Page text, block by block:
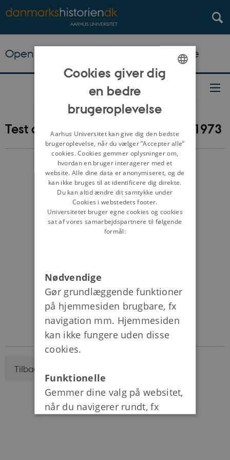
Open Online Course i danmarkshistorie
Test din viden om perioden efter 1973
Tilbage til lektion 9
Cookies giver dig
en bedre
brugeroplevelse
Aarhus Universitet kan give dig den bedste
brugeroplevelse, når du vælger ”Accepter alle”
cookies. Cookies gemmer oplysninger om,
hvordan en bruger interagerer med et
website. Alle dine data er anonymiseret, og de
kan ikke bruges til at identificere dig direkte.
Du kan altid ændre dit samtykke under
Cookies i webstedets footer.
Universitetet bruger egne cookies og cookies
sat af vores samarbejdspartnere til følgende
formål:
Nødvendige
Gør grundlæggende funktioner
på hjemmesiden brugbare, fx
navigation mm. Hjemmesiden
kan ikke fungere uden disse
cookies.
Funktionelle
Gemmer dine valg på websitet,
når du navigerer rundt, fx